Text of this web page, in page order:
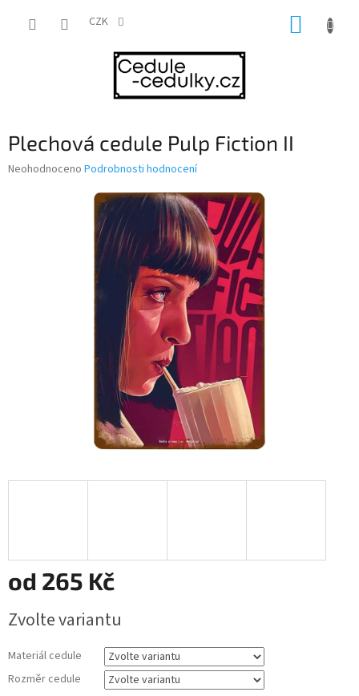
CZK
Plechová cedule Pulp Fiction II
Průměrné
Neohodnoceno Podrobnosti hodnocení
od 265 Kč
cena:
Zvolte variantu
Materiál cedule
Rozměr cedule